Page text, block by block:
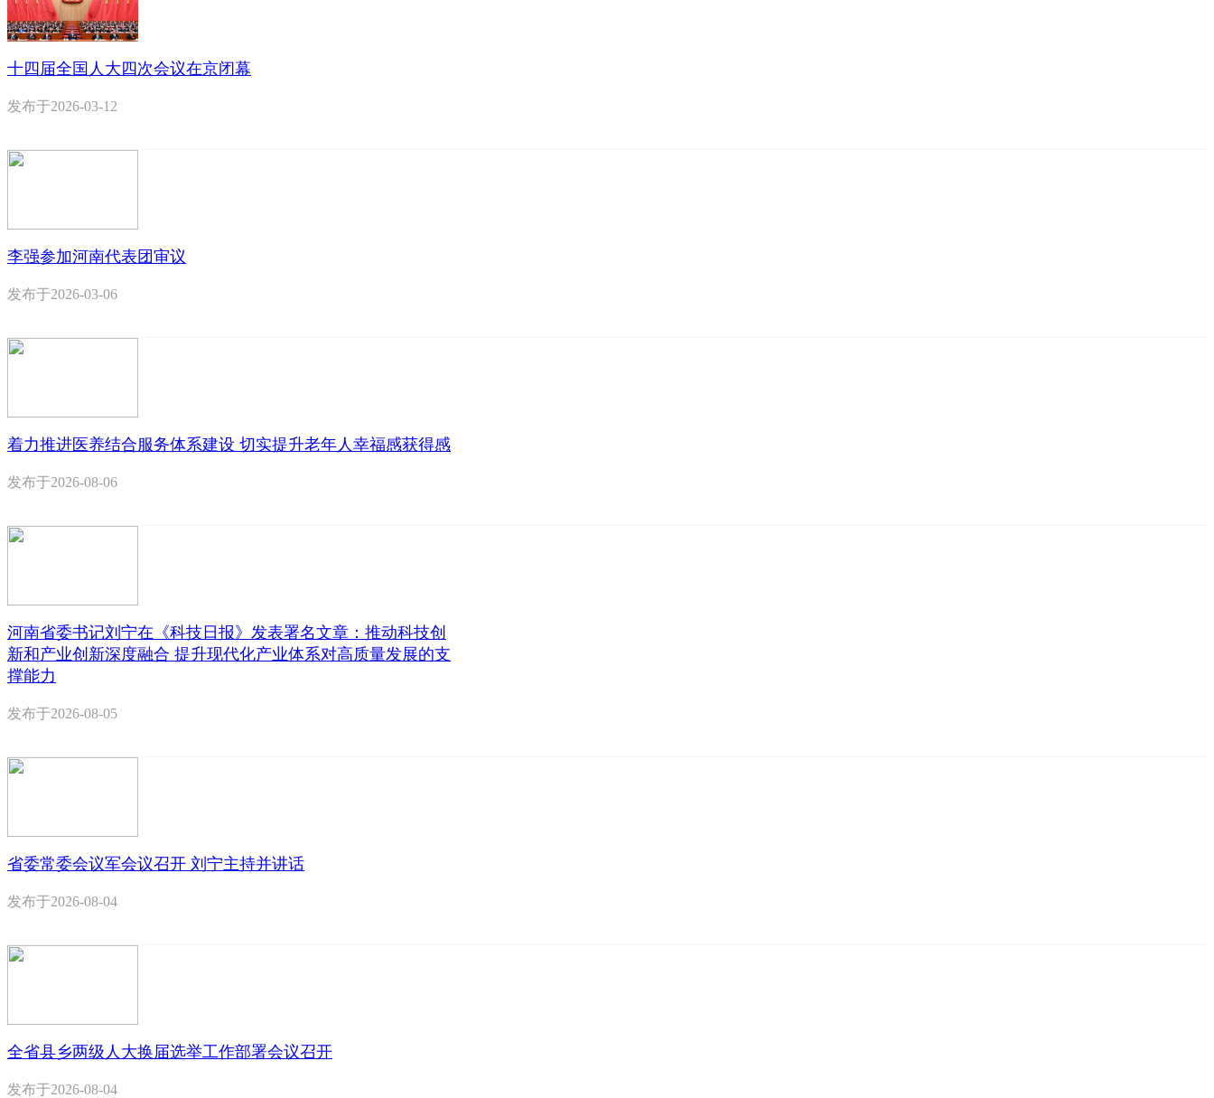
十四届全国人大四次会议在京闭幕
发布于2026-03-12
李强参加河南代表团审议
发布于2026-03-06
着力推进医养结合服务体系建设 切实提升老年人幸福感获得感
发布于2026-08-06
河南省委书记刘宁在《科技日报》发表署名文章：推动科技创
新和产业创新深度融合 提升现代化产业体系对高质量发展的支
撑能力
发布于2026-08-05
省委常委会议军会议召开 刘宁主持并讲话
发布于2026-08-04
全省县乡两级人大换届选举工作部署会议召开
发布于2026-08-04